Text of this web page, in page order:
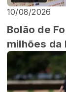
10/08/2026
Bolão de
milhões da